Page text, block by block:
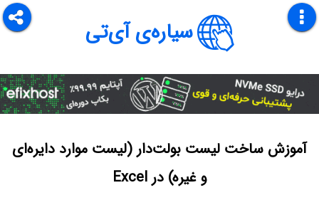
سیاره‌ی آی‌تی
آموزش ساخت لیست بولت‌دار (لیست موارد دایره‌ای
و غیره) در Excel